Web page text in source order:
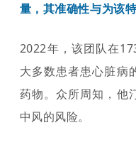
量，其准确性与为该
2022年，该团队在
大多数患者患心脏病
药物。众所周知，他
中风的风险。